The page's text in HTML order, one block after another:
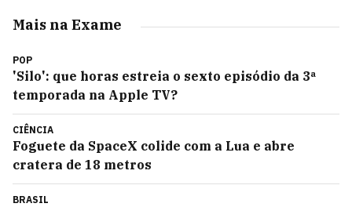
Mais na Exame
POP
'Silo': que horas estreia o sexto episódio da 3ª
temporada na Apple TV?
CIÊNCIA
Foguete da SpaceX colide com a Lua e abre
cratera de 18 metros
BRASIL